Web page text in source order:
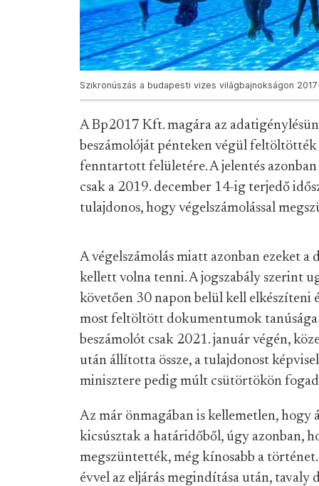
Szikronúszás a budapesti vizes világbajnokságon
A Bp2017 Kft. magára az
beszámolóját pénteken végül
fenntartott felületére. A jelentés
csak a 2019. december 14-ig terjedő
tulajdonos, hogy végelszámolással
A végelszámolás miatt azonban ezeket
kellett volna tenni. A jogszabály szerint
követően 30 napon belül kell elkészíteni
most feltöltött dokumentumok tanúsága
beszámolót csak 2021. január végén,
után állította össze, a tulajdonost
minisztere pedig múlt csütörtökön
Az már önmagában is kellemetlen,
kicsúsztak a határidőből, úgy azonban,
megszüntették, még kínosabb a
évvel az eljárás megindítása után,